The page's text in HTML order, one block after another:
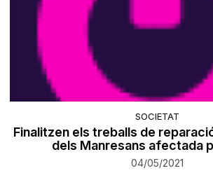
SOCIETAT
Finalitzen els treballs de
dels Manresans afectada
04/05/2021